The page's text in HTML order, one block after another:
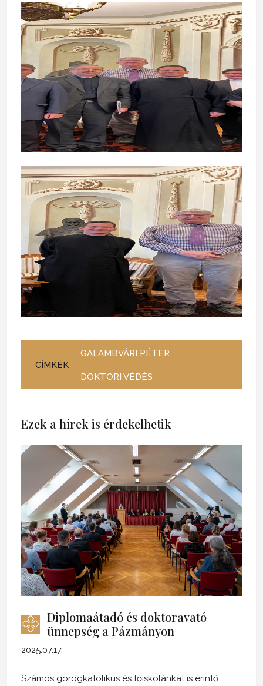
CÍMKÉK
GALAMBVÁRI PÉTER
DOKTORI VÉDÉS
Ezek a hírek is érdekelhetik
Diplomaátadó és doktoravató
ünnepség a Pázmányon
2025.07.17.
Számos görögkatolikus és főiskolánkat is érintő